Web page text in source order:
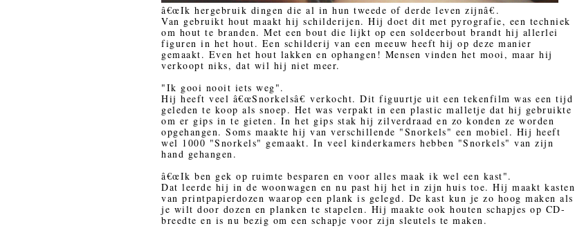
â€œIk hergebruik dingen die al in hun tweede of derde leven zijnâ€.
Van gebruikt hout maakt hij schilderijen. Hij doet dit met pyrografie, een techniek
om hout te branden. Met een bout die lijkt op een soldeerbout brandt hij allerlei
figuren in het hout. Een schilderij van een meeuw heeft hij op deze manier
gemaakt. Even het hout lakken en ophangen! Mensen vinden het mooi, maar hij
verkoopt niks, dat wil hij niet meer.
"Ik gooi nooit iets weg".
Hij heeft veel â€œSnorkelsâ€ verkocht. Dit figuurtje uit een tekenfilm was een tijd
geleden te koop als snoep. Het was verpakt in een plastic malletje dat hij gebruikte
om er gips in te gieten. In het gips stak hij zilverdraad en zo konden ze worden
opgehangen. Soms maakte hij van verschillende "Snorkels" een mobiel. Hij heeft
wel 1000 "Snorkels" gemaakt. In veel kinderkamers hebben "Snorkels" van zijn
hand gehangen.
â€œIk ben gek op ruimte besparen en voor alles maak ik wel een kast".
Dat leerde hij in de woonwagen en nu past hij het in zijn huis toe. Hij maakt kasten
van printpapierdozen waarop een plank is gelegd. De kast kun je zo hoog maken als
je wilt door dozen en planken te stapelen. Hij maakte ook houten schapjes op CD-
breedte en is nu bezig om een schapje voor zijn sleutels te maken.